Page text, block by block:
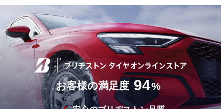
お客様の満足度 94%